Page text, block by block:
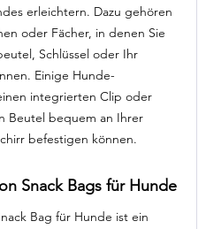
erleichtern. Dazu gehören
oder Fächer, in denen Sie
Schlüssel oder Ihr
Einige Hunde-
integrierten Clip oder
Beutel bequem an Ihrer
befestigen können.
Snack Bags für Hunde
Bag für Hunde ist ein